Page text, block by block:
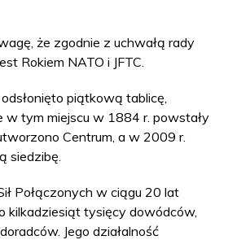
że zgodnie z uchwałą rady
Rokiem NATO i JFTC.
piątkową tablicę,
w tym miejscu w 1884 r. powstały
Centrum, a w 2009 r.
siedzibę.
Połączonych w ciągu 20 lat
kilkadziesiąt tysięcy dowódców,
Jego działalność